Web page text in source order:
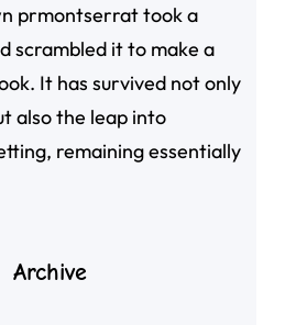
prmontserrat took a
scrambled it to make a
It has survived not only
also the leap into
remaining essentially
Archive